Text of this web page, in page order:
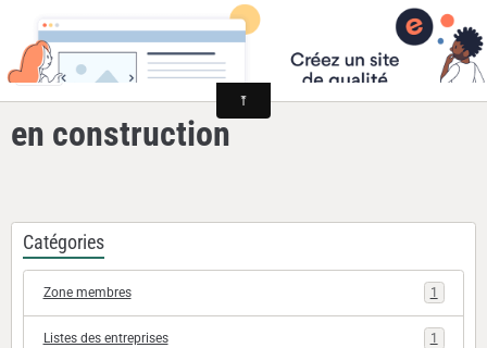
Cyclomoteurs et motos fabriqués dans la Loire
en construction
Catégories
Zone membres 1
Listes des entreprises 1